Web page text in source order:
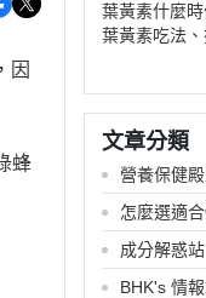
因
蜂
葉黃素什麼
葉黃素吃法
文章分類
營養保健
怎麼選適
成分解惑站
BHK's 情